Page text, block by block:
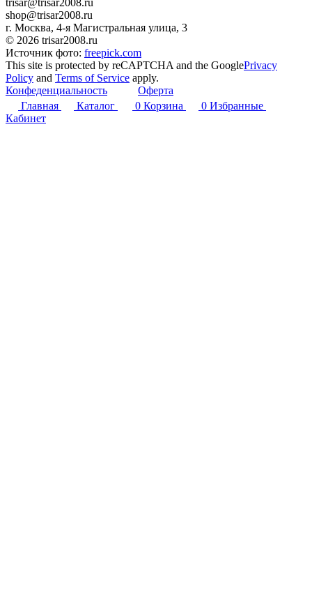
shop@trisar2008.ru
г. Москва, 4-я Магистральная улица, 3
© 2026 trisar2008.ru
Источник фото: freepick.com
This site is protected by reCAPTCHA and the GooglePrivacy
Policy and Terms of Service apply.
Конфеденциальность
Оферта
Главная
Каталог 0 Корзина 0 Избранные
Кабинет